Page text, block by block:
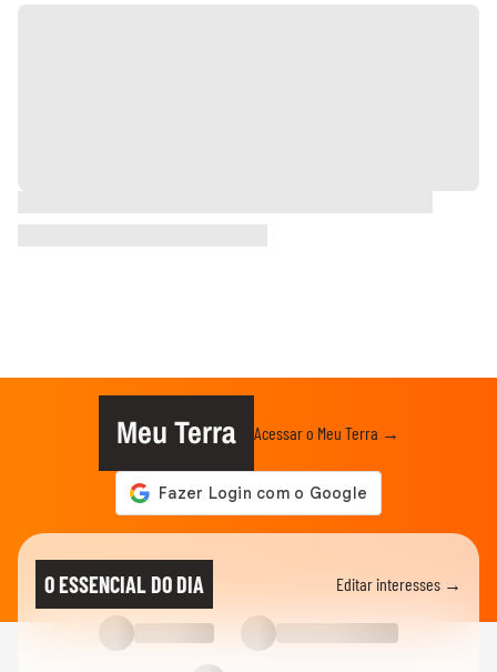
Meu Terra Acessar o Meu Terra →
O ESSENCIAL DO DIA Editar interesses →